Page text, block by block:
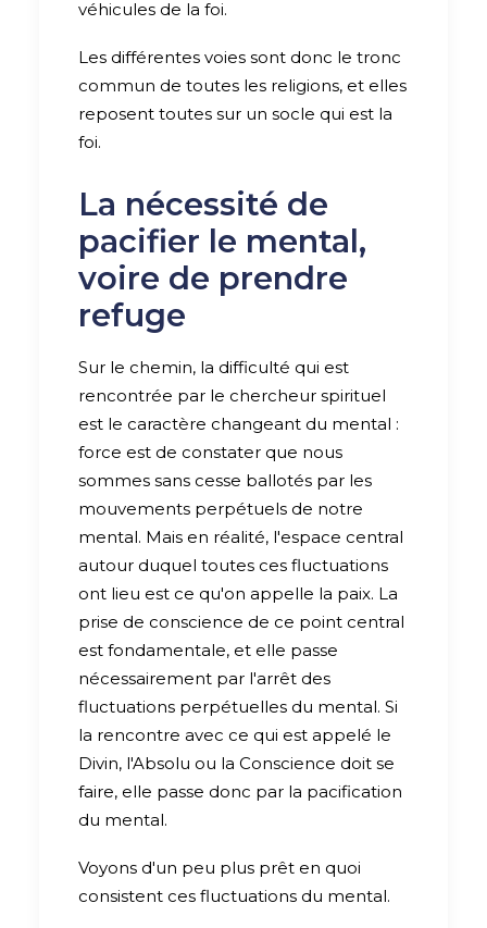
véhicules de la foi.
Les différentes voies sont donc le tronc
commun de toutes les religions, et elles
reposent toutes sur un socle qui est la
foi.
La nécessité de
pacifier le mental,
voire de prendre
refuge
Sur le chemin, la difficulté qui est
rencontrée par le chercheur spirituel
est le caractère changeant du mental :
force est de constater que nous
sommes sans cesse ballotés par les
mouvements perpétuels de notre
mental. Mais en réalité, l'espace central
autour duquel toutes ces fluctuations
ont lieu est ce qu'on appelle la paix. La
prise de conscience de ce point central
est fondamentale, et elle passe
nécessairement par l'arrêt des
fluctuations perpétuelles du mental. Si
la rencontre avec ce qui est appelé le
Divin, l'Absolu ou la Conscience doit se
faire, elle passe donc par la pacification
du mental.
Voyons d'un peu plus prêt en quoi
consistent ces fluctuations du mental.